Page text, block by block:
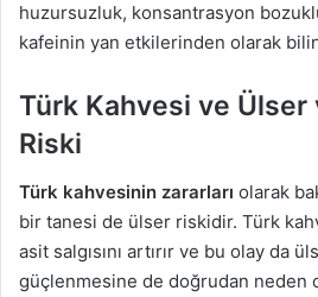
huzursuzluk, konsantrasyon
kafeinin yan etkilerinden olarak
Türk Kahvesi ve Ülser
Riski
Türk kahvesinin zararları olarak
bir tanesi de ülser riskidir. Türk
asit salgısını artırır ve bu olay da
güçlenmesine de doğrudan neden